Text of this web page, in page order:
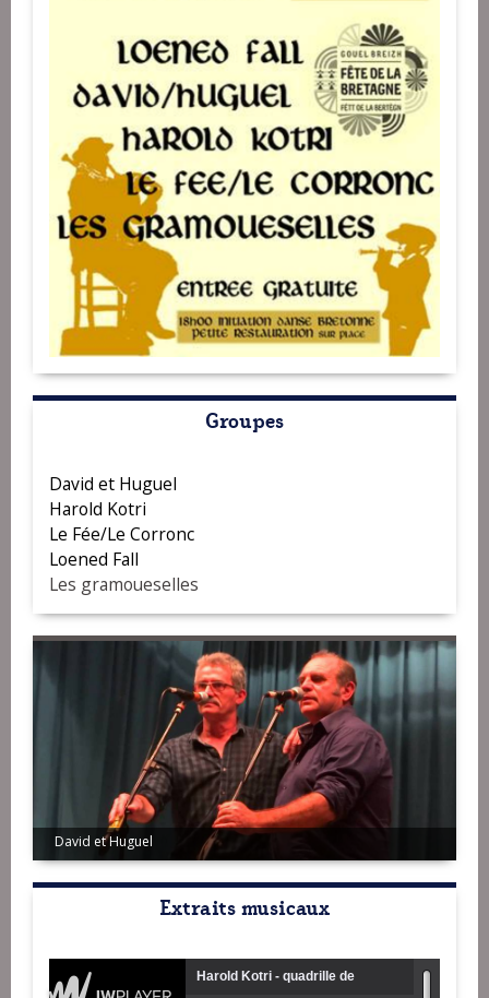
Groupes
David et Huguel
Harold Kotri
Le Fée/Le Corronc
Loened Fall
Les gramoueselles
David et Huguel
Extraits musicaux
Harold Kotri - quadrille de